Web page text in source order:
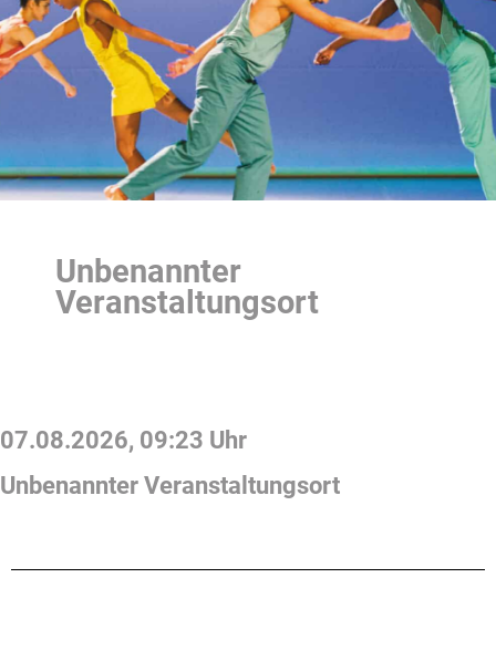
Unbenannter
Veranstaltungsort
07.08.2026, 09:23 Uhr
Unbenannter Veranstaltungsort